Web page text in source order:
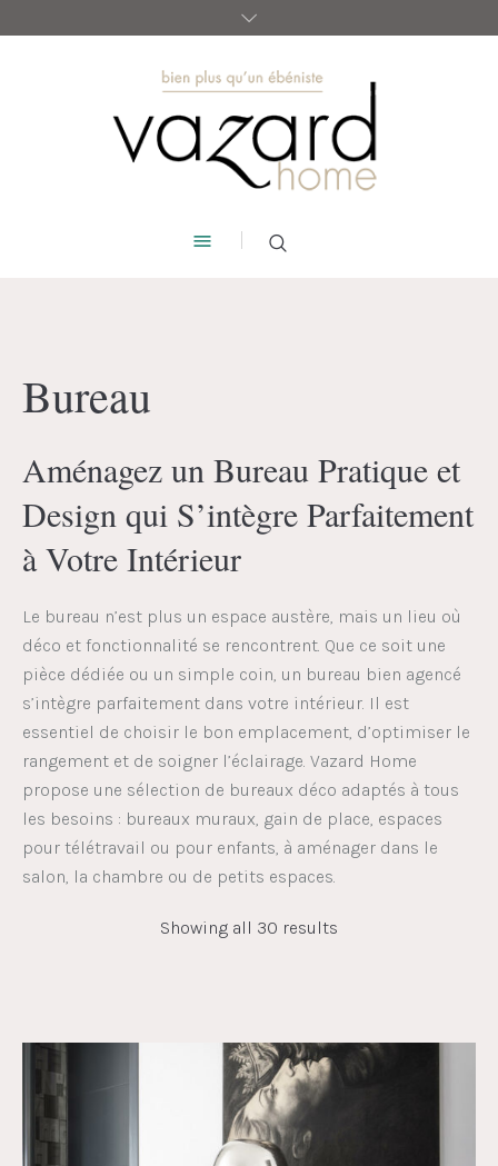
Bureau
Aménagez un Bureau Pratique et
Design qui S’intègre Parfaitement
à Votre Intérieur
Le bureau n’est plus un espace austère, mais un lieu où
déco et fonctionnalité se rencontrent. Que ce soit une
pièce dédiée ou un simple coin, un bureau bien agencé
s’intègre parfaitement dans votre intérieur. Il est
essentiel de choisir le bon emplacement, d’optimiser le
rangement et de soigner l’éclairage. Vazard Home
propose une sélection de bureaux déco adaptés à tous
les besoins : bureaux muraux, gain de place, espaces
pour télétravail ou pour enfants, à aménager dans le
salon, la chambre ou de petits espaces.
Showing all 30 results